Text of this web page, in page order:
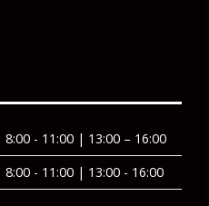
8:00 - 11:00 | 13:00 – 16:00
8:00 - 11:00 | 13:00 - 16:00